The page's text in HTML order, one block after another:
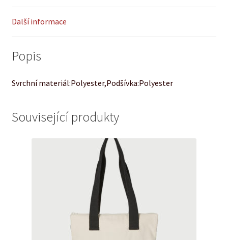
Další informace
Popis
Svrchní materiál:Polyester,Podšívka:Polyester
Související produkty